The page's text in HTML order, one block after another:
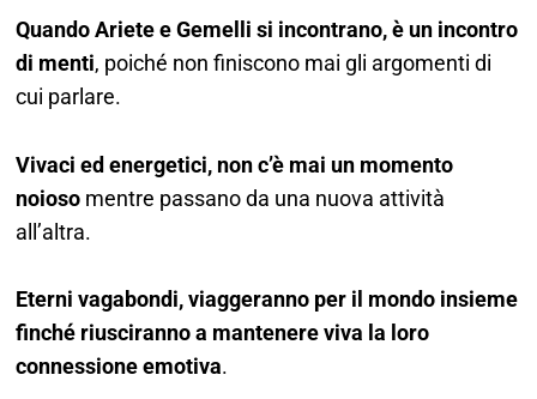
Quando Ariete e Gemelli si incontrano, è un incontro
di menti, poiché non finiscono mai gli argomenti di
cui parlare.
Vivaci ed energetici, non c’è mai un momento
noioso mentre passano da una nuova attività
all’altra.
Eterni vagabondi, viaggeranno per il mondo insieme
finché riusciranno a mantenere viva la loro
connessione emotiva.